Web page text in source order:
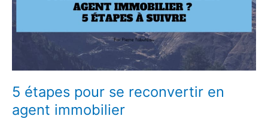
(banque
ou
courtier)
5 étapes pour se reconvertir en
agent immobilier